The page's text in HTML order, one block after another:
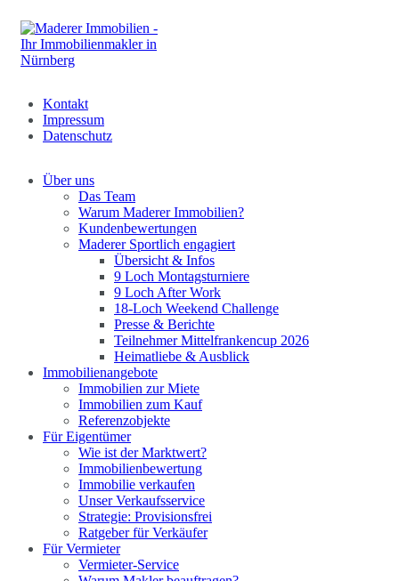
Kontakt
Impressum
Datenschutz
Über uns
Das Team
Warum Maderer Immobilien?
Kundenbewertungen
Maderer Sportlich engagiert
Übersicht & Infos
9 Loch Montagsturniere
9 Loch After Work
18-Loch Weekend Challenge
Presse & Berichte
Teilnehmer Mittelfrankencup 2026
Heimatliebe & Ausblick
Immobilienangebote
Immobilien zur Miete
Immobilien zum Kauf
Referenzobjekte
Für Eigentümer
Wie ist der Marktwert?
Immobilienbewertung
Immobilie verkaufen
Unser Verkaufsservice
Strategie: Provisionsfrei
Ratgeber für Verkäufer
Für Vermieter
Vermieter-Service